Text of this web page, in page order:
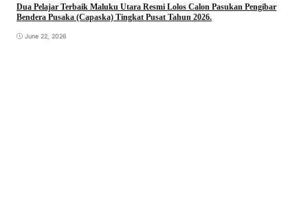
Dua Pelajar Terbaik Maluku Utara Resmi Lolos Calon Pasukan Pengibar
Bendera Pusaka (Capaska) Tingkat Pusat Tahun 2026.
June 22, 2026